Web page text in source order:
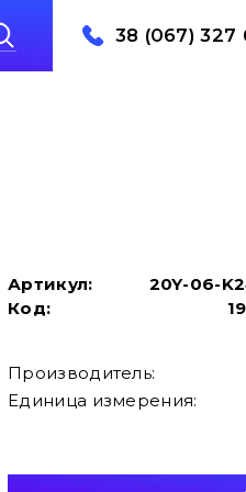
38 (067) 327
Артикул:
20Y-06-
Код:
Производитель:
Единица измерения: